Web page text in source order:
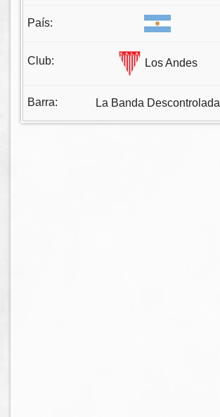
Los Andes
La Banda Descontrolada